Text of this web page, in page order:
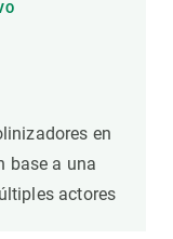
en
base a una
actores